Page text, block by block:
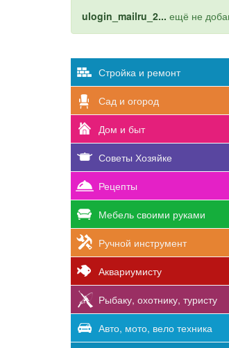
Статусное
сообщение
ulogin_mailru_2... ещё не
Стройка и ремонт
Сад и огород
Дом и быт
Советы Хозяйке
Рецепты
Мебель своими руками
Ручной инструмент
Аквариумисту
Рыбаку, охотнику, туристу
Авто, мото, вело техника